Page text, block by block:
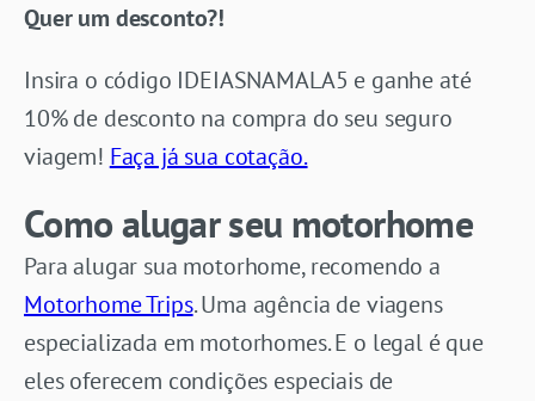
Quer um desconto?!
Insira o código IDEIASNAMALA5 e ganhe até
10% de desconto na compra do seu seguro
viagem! Faça já sua cotação.
Como alugar seu motorhome
Para alugar sua motorhome, recomendo a
Motorhome Trips. Uma agência de viagens
especializada em motorhomes. E o legal é que
eles oferecem condições especiais de